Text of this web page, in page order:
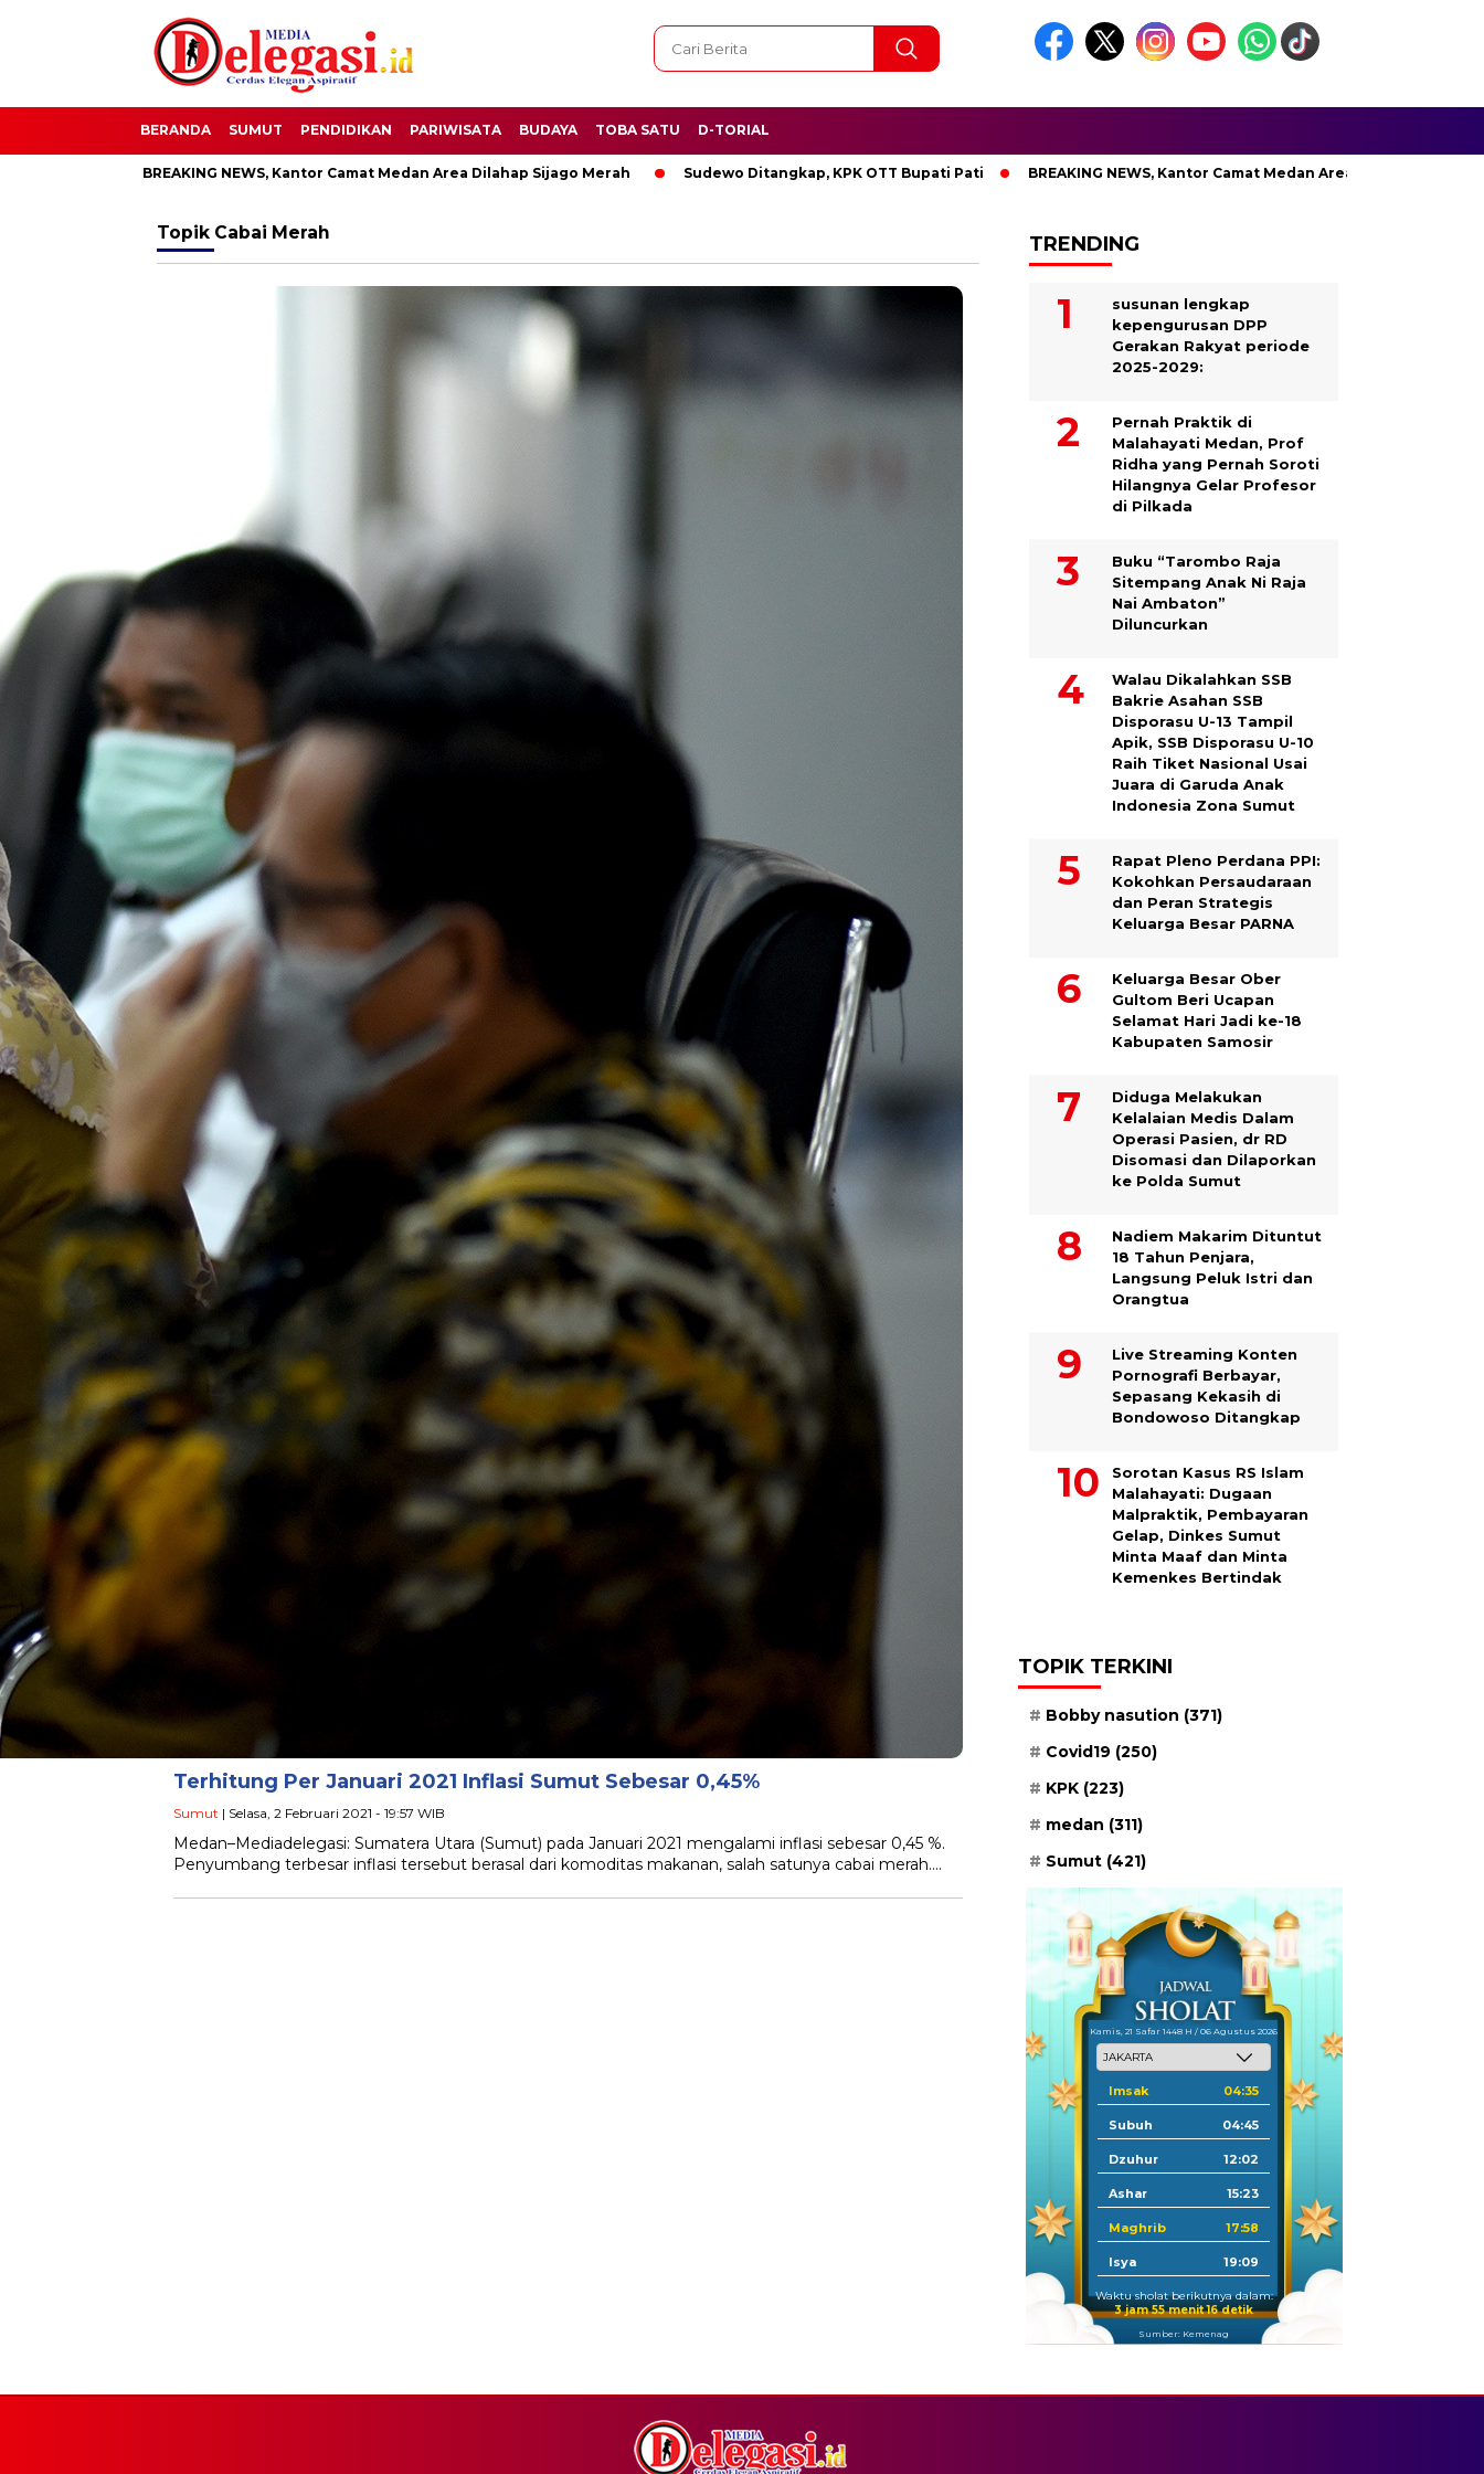
BERANDA SUMUT PENDIDIKAN PARIWISATA BUDAYA TOBA SATU D-TORIAL
BREAKING NEWS, Kantor Camat Medan Area Dilahap Sijago Merah Sudewo Ditangkap, KPK OTT Bupati Pati BREAKING NEWS, Kantor Camat Medan Area Dilahap Sijago Merah
Topik Cabai Merah
Terhitung Per Januari 2021 Inflasi Sumut Sebesar 0,45%
Sumut | Selasa, 2 Februari 2021 - 19:57 WIB
Medan–Mediadelegasi: Sumatera Utara (Sumut) pada Januari 2021 mengalami inflasi sebesar 0,45 %.
Penyumbang terbesar inflasi tersebut berasal dari komoditas makanan, salah satunya cabai merah….
TRENDING
susunan lengkap
kepengurusan DPP
Gerakan Rakyat periode
2025-2029:
Pernah Praktik di
Malahayati Medan, Prof
Ridha yang Pernah Soroti
Hilangnya Gelar Profesor
di Pilkada
Buku “Tarombo Raja
Sitempang Anak Ni Raja
Nai Ambaton”
Diluncurkan
Walau Dikalahkan SSB
Bakrie Asahan SSB
Disporasu U-13 Tampil
Apik, SSB Disporasu U-10
Raih Tiket Nasional Usai
Juara di Garuda Anak
Indonesia Zona Sumut
Rapat Pleno Perdana PPI:
Kokohkan Persaudaraan
dan Peran Strategis
Keluarga Besar PARNA
Keluarga Besar Ober
Gultom Beri Ucapan
Selamat Hari Jadi ke-18
Kabupaten Samosir
Diduga Melakukan
Kelalaian Medis Dalam
Operasi Pasien, dr RD
Disomasi dan Dilaporkan
ke Polda Sumut
​Nadiem Makarim Dituntut
18 Tahun Penjara,
Langsung Peluk Istri dan
Orangtua
Live Streaming Konten
Pornografi Berbayar,
Sepasang Kekasih di
Bondowoso Ditangkap
Sorotan Kasus RS Islam
Malahayati: Dugaan
Malpraktik, Pembayaran
Gelap, Dinkes Sumut
Minta Maaf dan Minta
Kemenkes Bertindak
TOPIK TERKINI
Bobby nasution (371)
Covid19 (250)
KPK (223)
medan (311)
Sumut (421)
Kamis, 21 Safar 1448 H / 06 Agustus 2026
Imsak 04:35
Subuh 04:45
Dzuhur 12:02
Ashar 15:23
Maghrib 17:58
Isya 19:09
Waktu sholat berikutnya dalam:
3 jam 55 menit 14 detik
Sumber: Kemenag